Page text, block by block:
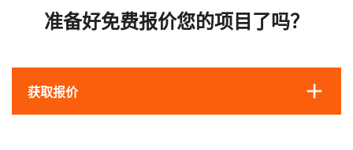
准备好免费报价您的项目了吗？
获取报价